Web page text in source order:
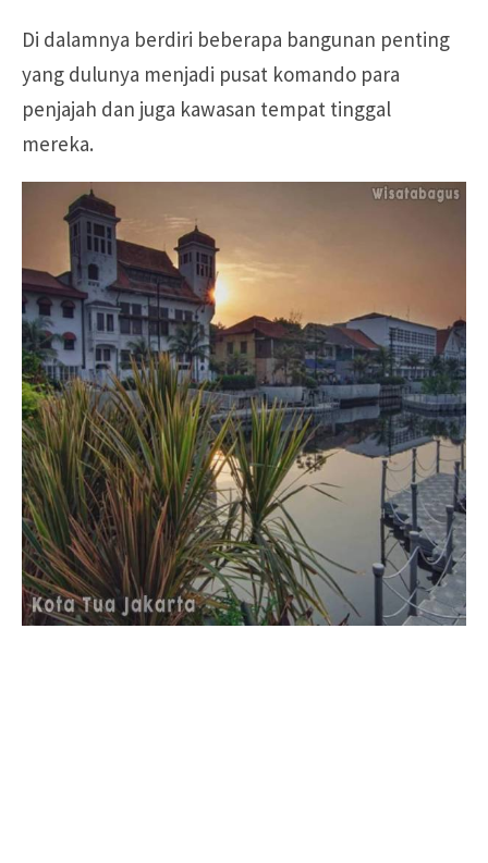
Di dalamnya berdiri beberapa bangunan penting
yang dulunya menjadi pusat komando para
penjajah dan juga kawasan tempat tinggal
mereka.